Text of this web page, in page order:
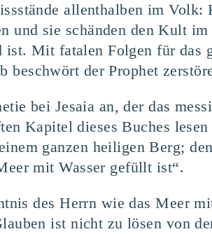
allenthalben im
und sie schänden den Kult
Mit fatalen Folgen für das
beschwört der Prophet
bei Jesaia an, der das
Kapitel dieses Buches
ganzen heiligen Berg;
mit Wasser gefüllt ist“.
des Herrn wie das Meer
ist nicht zu lösen von